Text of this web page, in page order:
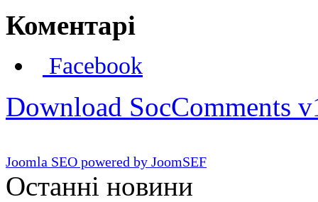
Коментарі
Facebook
Download SocComments
Joomla SEO powered by JoomSEF
Останні новини